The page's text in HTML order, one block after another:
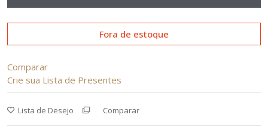
Fora de estoque
Comparar
Crie sua Lista de Presentes
Lista de Desejo Comparar